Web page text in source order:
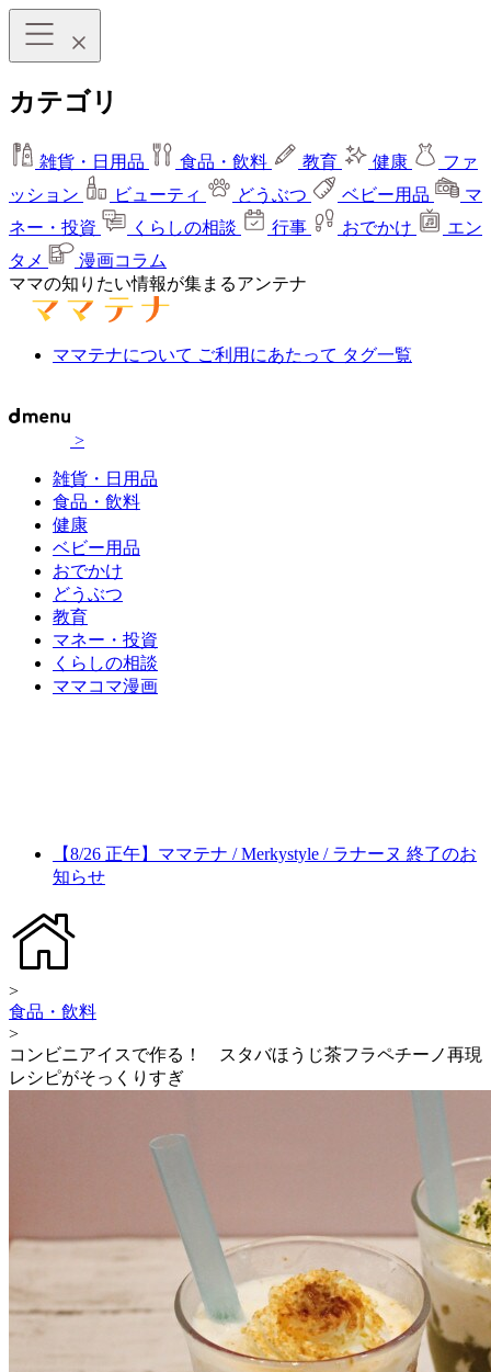
カテゴリ
雑貨・日用品 食品・飲料 教育 健康
ファ
ッション
ビューティ どうぶつ ベビー用品
マ
ネー・投資
くらしの相談 行事 おでかけ
エン
タメ
漫画コラム
ママの知りたい情報が集まるアンテナ
ママテナについて ご利用にあたって タグ一覧
>
雑貨・日用品
食品・飲料
健康
ベビー用品
おでかけ
どうぶつ
教育
マネー・投資
くらしの相談
ママコマ漫画
【8/26 正午】ママテナ / Merkystyle / ラナーヌ 終了のお
知らせ
>
食品・飲料
>
コンビニアイスで作る！ スタバほうじ茶フラペチーノ再現
レシピがそっくりすぎ